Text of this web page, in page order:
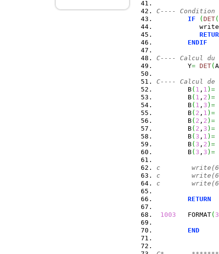
C----
IF
(DET(
           write
ENDIF
C---- Calcul du
        Y
= DET(A
C---- Calcul de
        B
( 1 , 1 ) =
        B
( 1 , 2 ) =
        B
( 1 , 3 ) =
        B
( 2 , 1 ) =
        B
( 2 , 2 ) =
        B
( 2 , 3 ) =
        B
( 3 , 1 ) =
        B
( 3 , 2 ) =
        B
( 3 , 3 ) =
c
c
c
RETURN
1003
   FORMAT
( 3
END